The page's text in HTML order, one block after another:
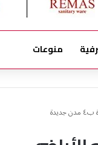
منوعات